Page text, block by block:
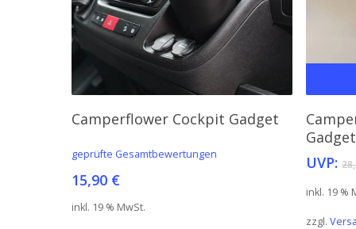
In Den Warenkorb
Camperflower Cockpit Gadget
geprüfte Gesamtbewertungen
15,90 €
inkl. 19 % MwSt.
UVP:
inkl. 19 %
zzgl.